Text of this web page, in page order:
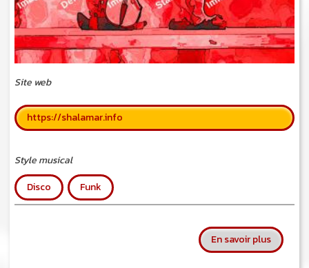
Site web
https://shalamar.info
Style musical
Disco
Funk
En savoir plussur